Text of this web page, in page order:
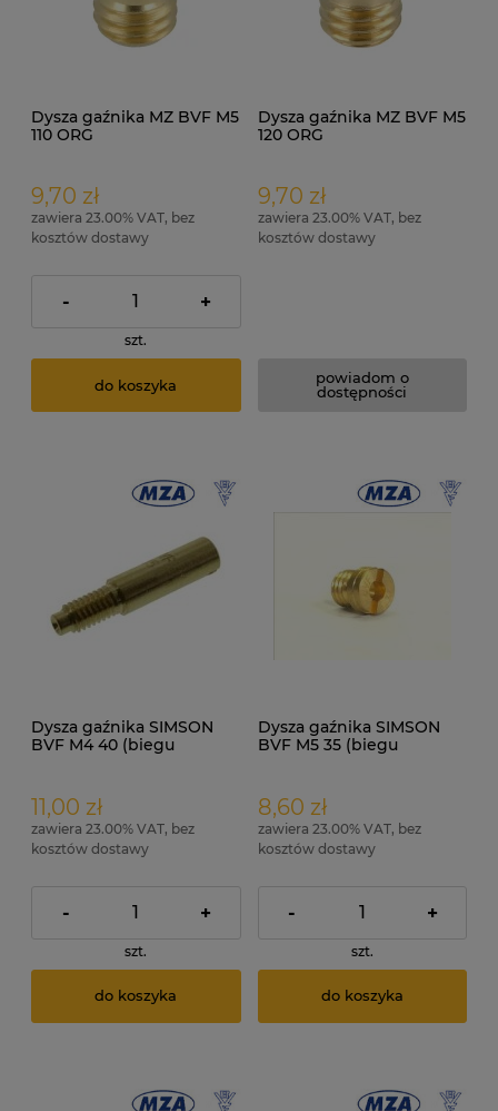
Dysza gaźnika MZ BVF M5
110 ORG
9,70 zł
zawiera 23.00% VAT, bez
kosztów dostawy
- +
szt.
do koszyka
Dysza gaźnika MZ BVF M5
120 ORG
9,70 zł
zawiera 23.00% VAT, bez
kosztów dostawy
powiadom o
dostępności
Dysza gaźnika SIMSON
BVF M4 40 (biegu
11,00 zł
zawiera 23.00% VAT, bez
kosztów dostawy
- +
szt.
do koszyka
Dysza gaźnika SIMSON
BVF M5 35 (biegu
8,60 zł
zawiera 23.00% VAT, bez
kosztów dostawy
- +
szt.
do koszyka